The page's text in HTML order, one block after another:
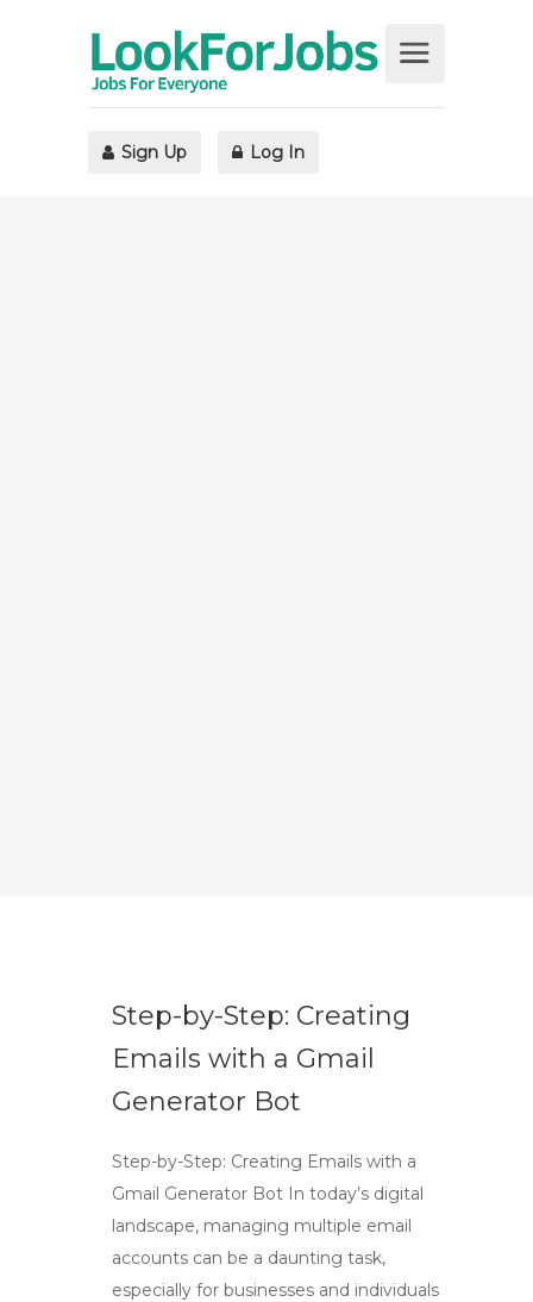
Sign Up Log In
Step-by-Step: Creating
Emails with a Gmail
Generator Bot
Step-by-Step: Creating Emails with a
Gmail Generator Bot In today’s digital
landscape, managing multiple email
accounts can be a daunting task,
especially for businesses and individuals